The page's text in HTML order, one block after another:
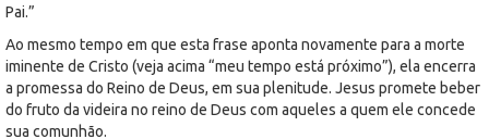
Pai.”
Ao mesmo tempo em que esta frase aponta novamente para a morte
iminente de Cristo (veja acima “meu tempo está próximo”), ela encerra
a promessa do Reino de Deus, em sua plenitude. Jesus promete beber
do fruto da videira no reino de Deus com aqueles a quem ele concede
sua comunhão.